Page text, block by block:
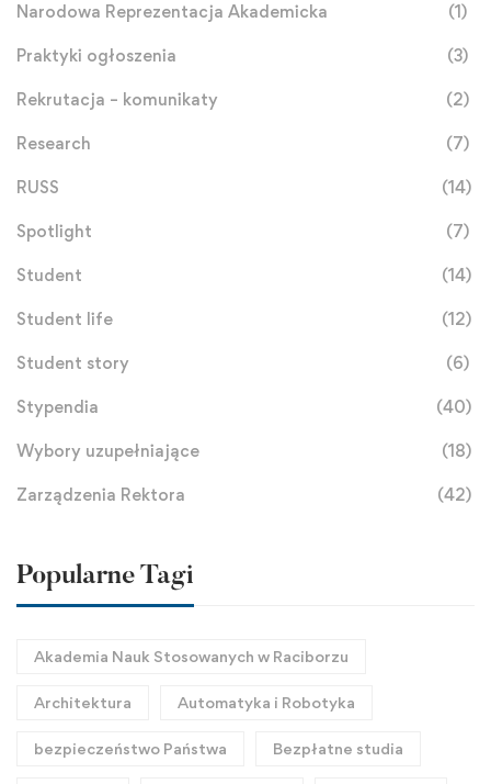
Narodowa Reprezentacja Akademicka (1)
Praktyki ogłoszenia (3)
Rekrutacja – komunikaty (2)
Research (7)
RUSS (14)
Spotlight (7)
Student (14)
Student life (12)
Student story (6)
Stypendia (40)
Wybory uzupełniające (18)
Zarządzenia Rektora (42)
Popularne Tagi
Akademia Nauk Stosowanych w Raciborzu
Architektura Automatyka i Robotyka
bezpieczeństwo Państwa Bezpłatne studia